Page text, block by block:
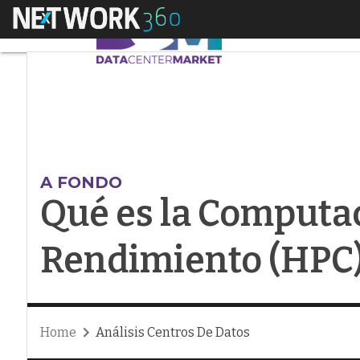
Menú
A FONDO
Qué es la
Rendimiento
Home Análisis Centros De Datos